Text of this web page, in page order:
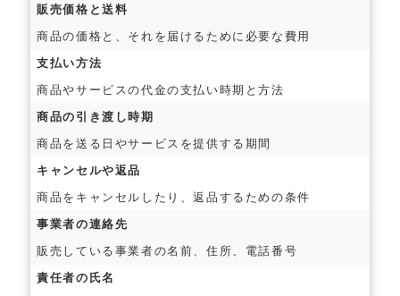
販売価格と送料
商品の価格と、それを届けるために必要な費用
支払い方法
商品やサービスの代金の支払い時期と方法
商品の引き渡し時期
商品を送る日やサービスを提供する期間
キャンセルや返品
商品をキャンセルしたり、返品するための条件
事業者の連絡先
販売している事業者の名前、住所、電話番号
責任者の氏名